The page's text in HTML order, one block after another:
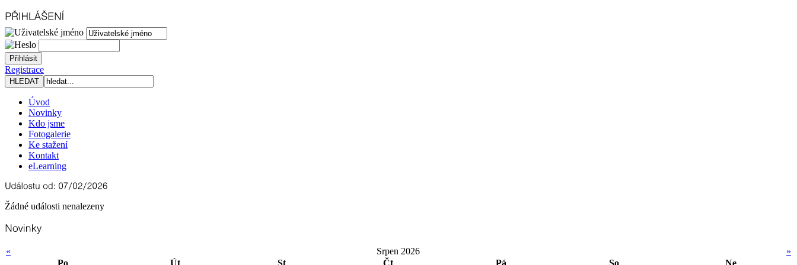
Registrace
Úvod
Novinky
Kdo jsme
Fotogalerie
Ke stažení
Kontakt
eLearning
Žádné události nenalezeny
« Srpen 2026
»